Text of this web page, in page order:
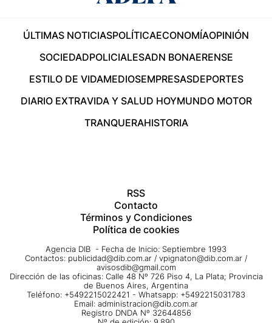
ÚLTIMAS NOTICIASPOLÍTICAECONOMÍAOPINIÓN
SOCIEDADPOLICIALESADN BONAERENSE
ESTILO DE VIDAMEDIOSEMPRESASDEPORTES
DIARIO EXTRAVIDA Y SALUD HOYMUNDO MOTOR
TRANQUERAHISTORIA
RSS
Contacto
Términos y Condiciones
Política de cookies
Agencia DIB - Fecha de Inicio: Septiembre 1993
Contactos: publicidad@dib.com.ar / vpignaton@dib.com.ar /
avisosdib@gmail.com
Dirección de las oficinas: Calle 48 Nº 726 Piso 4, La Plata; Provincia
de Buenos Aires, Argentina
Teléfono: +5492215022421 - Whatsapp: +5492215031783
Email: administracion@dib.com.ar
Registro DNDA Nº 32644856